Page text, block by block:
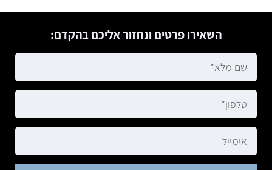
השאירו פרטים ונחזור אליכם בהקדם: